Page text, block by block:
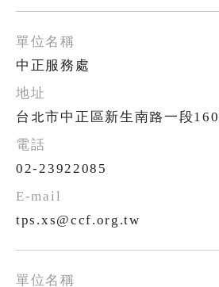
中正服務處
台北市中正區新生南路一段
02-23922085
tps.xs@ccf.org.tw